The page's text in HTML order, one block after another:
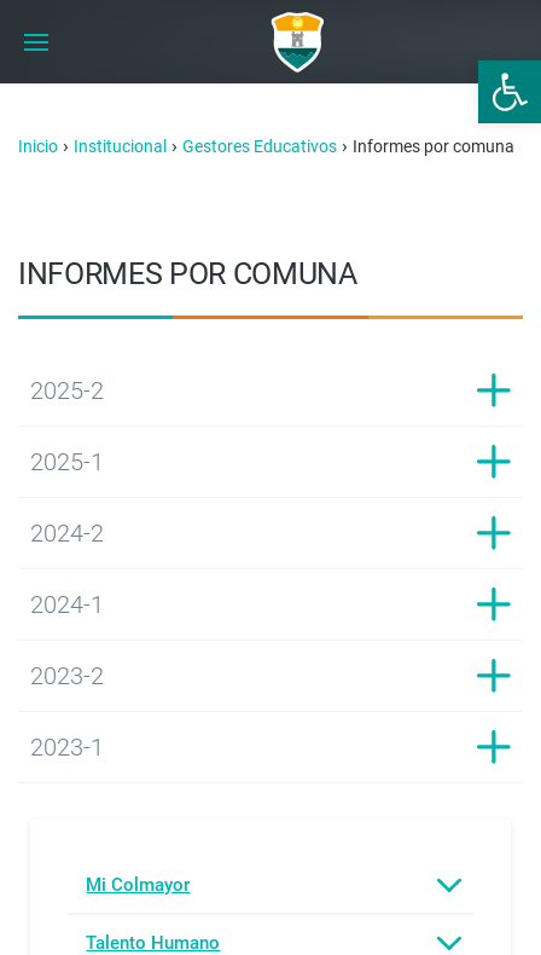
Abrir
Inicio › Institucional › Gestores Educativos › Informes por comuna
INFORMES POR COMUNA
2025-2
2025-1
2024-2
2024-1
2023-2
2023-1
Mi Colmayor
Talento Humano